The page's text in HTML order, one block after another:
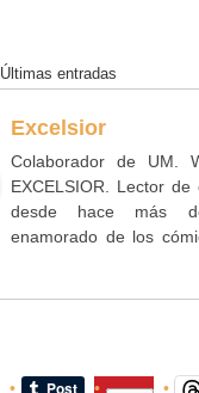
Últimas entradas
Excelsior
Colaborador de UM.
EXCELSIOR. Lector de
desde hace más
enamorado de los